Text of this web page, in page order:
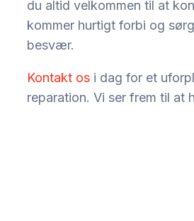
du altid velkommen til at
kommer hurtigt forbi og
besvær.
Kontakt os i dag for et
reparation. Vi ser frem til at